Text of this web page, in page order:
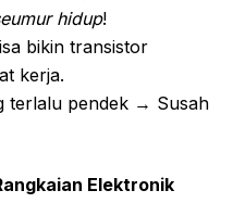
hidup!
bikin transistor
kerja.
terlalu pendek → Susah
Elektronik